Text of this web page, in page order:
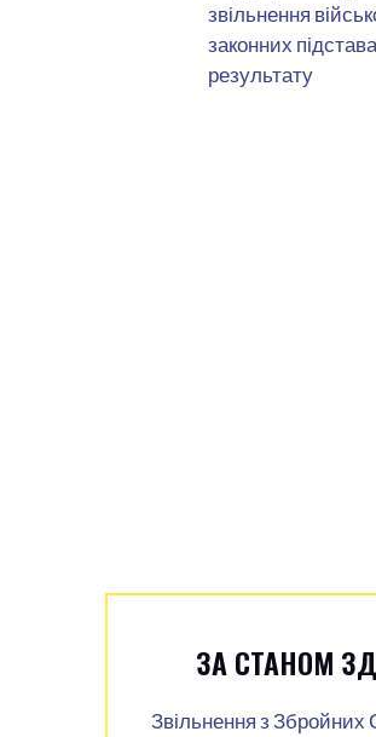
звільнення
законних
результату
ЗА СТАНОМ
Звільнення з Збройних